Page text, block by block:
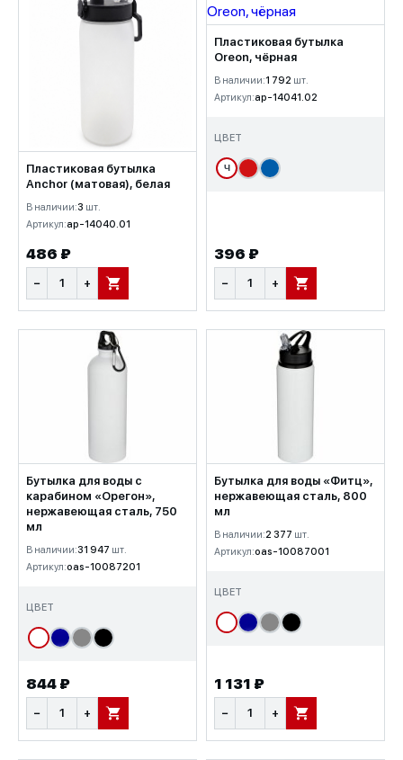
Пластиковая бутылка
Anchor (матовая), белая
В наличии:3 шт.
Артикул:ap-14040.01
486 ₽
− + В КОРЗИНУ
Пластиковая бутылка
Oreon, чёрная
В наличии:1 792 шт.
Артикул:ap-14041.02
ЦВЕТ
Ч
396 ₽
− + В КОРЗИНУ
Бутылка для воды с
карабином «Орегон»,
нержавеющая сталь, 750
мл
В наличии:31 947 шт.
Артикул:oas-10087201
ЦВЕТ
844 ₽
− + В КОРЗИНУ
Бутылка для воды «Фитц»,
нержавеющая сталь, 800
мл
В наличии:2 377 шт.
Артикул:oas-10087001
ЦВЕТ
1 131 ₽
− + В КОРЗИНУ